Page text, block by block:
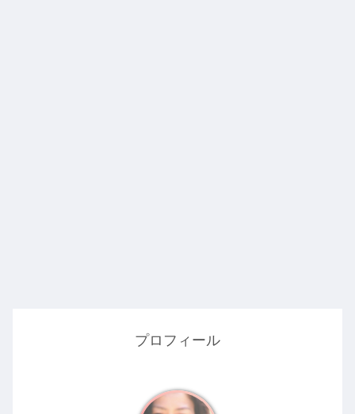
プロフィール